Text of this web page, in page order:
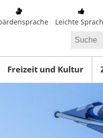
Leichte
Freizeit und Kultur